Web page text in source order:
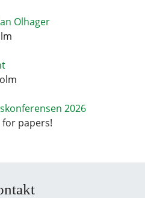
Olhager
2026
for papers!